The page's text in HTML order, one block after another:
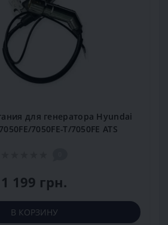
для генератора Hyundai
7050FE-T/7050FE ATS
1 199 грн.
В КОРЗИНУ